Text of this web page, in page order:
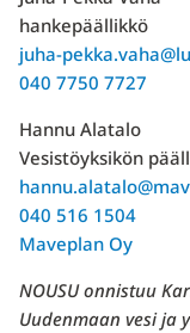
hankepäällikkö
juha-
040 7750 7727
Hannu Alatalo
Vesistöyksikön
040 516 1504
Maveplan Oy
NOUSU onnistuu
Uudenmaan vesi ja